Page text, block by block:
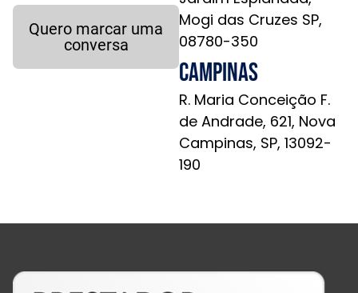
Quero marcar uma
conversa
Mogi das Cruzes SP,
08780-350
Campinas
R. Maria Conceição F.
de Andrade, 621, Nova
Campinas, SP, 13092-
190